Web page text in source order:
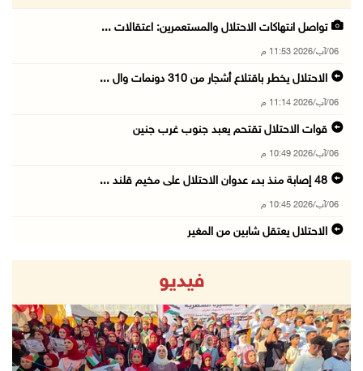
تواصل انتهاكات الاحتلال والمستعمرين: اعتقالات ...
06/آب/2026 11:53 م
الاحتلال يخطر باقتلاع أشجار من 310 دونمات وال ...
06/آب/2026 11:14 م
قوات الاحتلال تقتحم يعبد جنوب غرب جنين
06/آب/2026 10:49 م
48 إصابة منذ بدء عدوان الاحتلال على مخيم قلند ...
06/آب/2026 10:45 م
الاحتلال يعتقل شابين من المغير
وزير الداخلية يبحث مع مكافحة المخدرات الدولي ...
06/آب/2026 10:01 م
رئيس بلدية الخليل يطلع وفدا أميركيا على تطورا ...
06/آب/2026 09:59 م
فيديو